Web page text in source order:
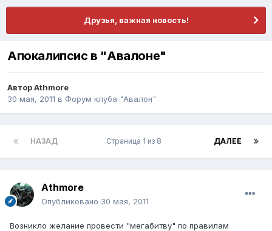
Друзья, важная новость!
Апокалипсис в "Авалоне"
АвторAthmore
30 мая, 2011 в Форум клуба "Авалон"
НАЗАД ДАЛЕЕ
Страница 1 из 8
Athmore
Опубликовано 30 мая, 2011
Возникло желание провести "мегабитву" по правилам